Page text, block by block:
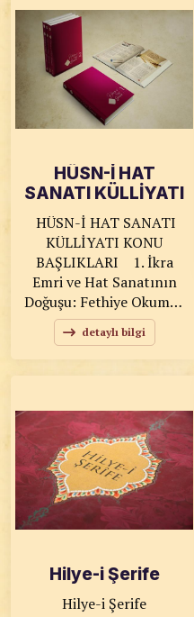
HÜSN-İ HAT
SANATI KÜLLİYATI
HÜSN-İ HAT SANATI KÜLLİYATI KONU BAŞLIKLARI ​​​​​​ 1. İkra Emri ve Hat Sanatının Doğuşu: Fethiye Okumuş Konukoğlu 2. Alleme bil kalem: Nevriye Genç Bayram 3. Vel kalemi ve mâ yesturûn: Elanur Küçükköse 4. “Sizin en hayırlılarınız, Kur’an’ı öğrenen ve öğretenlerinizdir.”: Nevriye Genç Bayram 5. Peygamber Efendimizin Hüsn-i Hat Sanatını Tavsiyesi: Gülay Kutlu, Ayşe Sancak, Perihan Dilber 6. İslam ve Sanat: Ayşe Gereklioğlu 7. İslam Yazısı ve Tarihi: Şule Tarı 8. İslam’da Yazının Önemi: Şule Tarı 9. Kur’an-ı Kerim’in Yazılması ve Gelişim Süreci: Şule Tarı 10. Hat Sanatı ve Maneviyat İlişkisi: Abdüllatif Bostancı 11. Hüsn-i Hat Sanatında Bedii (Estetik) Anlayış: Merve Esra Erez 12. Cismanî Aletlerle Meydana Getirilen Ruhanî Hendese: Enis Benek 13. Tasavvuf ve Hat Sanatı: Özlem Seyran Aktaş 14. Medeniyet Tasavvuru: Ayşe Gereklioğlu 15. Medeniyet Aleminde Hüsn-i Hat: Ayşe Gereklioğlu 16. Hüsn-i Hat Sanatının Tarihi Seyri: Safiye Akbaş 17. Asr-ı Saadet ve Hüsn-i Hat: Safiye Akbaş 18. Emeviler Dönemi'nde Hüsn-i Hat: Safiye Akbaş 19. Endülüs Emevi Dönemi'nde Hüsn-i Hat: Öznur Çiçek 20. Abbasiler Dönemi'nde Hüsn-i Hat: Mutlu Durmuş 21. Büyük Selçuklu Dönemi'nde Hüsn-i Hat: Fatih Babaoğlu 22. Selçuklu Dönemi'nde Hüsn-i Hat: Hacer Yavuz 23. Erken Osmanlı Dönemi'nde Hüsn-i Hat: Rabia Merve Çelenli 24. Bursa Dönemi'nde Hüsn-i Hat: 25. Edirne Dönemi'nde Hüsn-i Hat: 26. Osmanlı Dönemi’nde Hüsn-i Hat: Damla Pehlivan, Selda Sun 27. Osmanlı’dan Sonra Klasik Sanatların Tarihi Serüveni: Damla Pehlivan 28. Beşikten Mezara Klasik Sanatlar: Ahmet Hamza Telek 29. Harf İnkılabı: Ahmet Zeki Yavaş 30. Günümüzde Hat Sanatına Bakış Açısı: Yasemin Aybüke Gök 31. Kur’an ve İslam olmadan Hüsn-i Hat olur muydu?: Hatice Kübra Karabağ 32. Klasik Sanatların Diğer Sanatlardan Farkı: Fatma Dalgıç 33. Hüsn-i Hat Sanatına Giriş: Ahmet Zeki Yavaş 34. Hüsn-i Hat Sanatı: Selda Sun 35. ‘’Sanat nokta ile başlar’’: Ayten Pelit 36. Hat Sanatında Gelenek: Zehra Mustafa 37. Ehl-i Hiref: Büşra Çoban 38. Hüsn-i Hat Sanatında; eğitimin, hattatların ve eserlerin denetimi: 39. Reis’ül Hattatinlik: 40. Hat Sanatı Eğitimi: Feyzanur Düzen 41. “Hoca ile Talebeyi Ölüm Ayırır” düsturu: Melis Sönmez 42. “Hüsn-i Hat sanatı hocanın taliminde gizlidir. Kıvamı çok çalışmakla, devamı da İslam dini üzere bulunmakla olur.”: Merve Esra Erez 43. Talebe: Mualla Aylar 44. Şakird: Mualla Aylar 45. Tilmiz: Mualla Aylar 46. Yazıya Hazırlanma Usulü: Merve Esra Erez 47. Medresetü’l Hattatin: 48. Akademili: Meltem Bilgin 49. Alaylı: Meltem Bilgin 50. Sanayi-i Nefise: Meltem Bilgin 51. Menşe-i Küttâb-ı Askeri(Askeri Katipler): 52. Hüsn-i Hat Sanatında Ekoller (Mektepler): Vedat Koç 53. Yakut el-Musta’sımi Mektebi: Vedat Koç 54. Şeyh Hamdullah Mektebi: Vedat Koç 55. Ahmed Karahisari Mektebi: Vedat Koç 56. Hafız Osman Mektebi: Yusuf Nuri Tanrıtanır 57. İsmail Zühdü Mektebi: 58. Mustafa Râkım Mektebi: Vedat Koç 59. Mahmud Celaleddin Mektebi: 60. Kazasker Mustafa İzzet Mektebi: Demet Cihangül 61. Mehmed Şevki Mektebi: Feyzanur Düzen 62. Yazıda üslup, tavır ve şive: Ayşe Günşar 63. “Bana bir harf öğretenin kırk yıl kölesi olurum.”: 64. Hoca-Talebe Diyaloğu: Fethiye Okumuş Konukoğlu 65. Hanım Talebeler (Hoca-Talebe İlişkisi): 66. Zeynüddin Abdurrahman İbnü’s-Sâiğ: 67. İcazet: Kadir Kalkavan 68. İcazet Tasdiki: 69. İmza: 70. İmza Tasarımı: 71. Ketebehû: Gufran Cemali 72. Nakalehû: Gufran Cemali 73. Meşekehû: Gufran Cemali 74. Kalledehû: Gufran Cemali 75. Harrarahû: Gufran Cemali 76. Bende-i Âli Aba: İlknur Erol 77. El-Fakir’ul Hâkir: 78. Pürhatâ: 79. Sade İmza: 80. Satır İmza: 81. Hüsn-i Hat Sanatı Terimleri: Nigar Lafcı 82. Hattatlar için kullanılan unvanlar: Rabia Yıldırım 83. Kâtib: Emine Geçgel 84. Hattat: Emine Geçgel 85. Katib-i Sultani: 86. Yazar: 87. Hoşnüvis: Ahmed Hüsrev Koyuncu 88. Ta’liknüvis: 89. Celînüvis: 90. Çepnüvis: 91. Meşkhâne ve Yazı Odası: 92. Muharrir: 93. Osmanlı Döneminde Medreselerde Hüsn-i Hat Eğitimi: Sami Bozkont 94. Osmanlı Türkçesi: İlknur Erol 95. Hattatlık ve Hafızlık Bağı: Zekeriya Hacı, Hatice Hacı 96. Hat Sanatına Yeni Başlayanlar İçin Tavsiyeler: Filiz Kartal 97. Hattatlığın Şartları: Hülya Bol 98. İstidat, kabiliyet, yetenek: Merve Şefika Dere 99. Meşk: Melis Sönmez 100. Aşk Olmadan Meşk Olmaz: Merve Esra Erez 101. Meşk Kitabı, hurufat, mürekkebât: Durdana 102. Harf Çıkartmak, Çıkartma Yapmak: 103. Kaftalanmak, Kaftan Giydirmek: 104. S’ay(sin, ayn, ye harfleri): 105. Softa Meşki: 106. Nesih Yazı Meşk Serüveninde Kitaptan Sonra; Hilye-i Şerife, Esma-i Hüsna, Yasin-i Şerif ve Namaz Sûrelerinin Meşk Edilmesi: 107. Celi-Nesih Meşki: Eyüp Yıldız 108. Sülüs Yazı Meşk Sürecinde; Tuğra ve Sami Efendi Yeni Cami Çeşme Yazılarının Meşk Edilmesi: 109. Günümüzde yazı meşki neden Nesih Yazı ile başlıyor?: Elif Korkmaz 110. Yazı Tetkiki: Tuğba Yiğit 111. Tashih İşlemi: Tuğba Yiğit 112. Nefes Payı: Sevgül Öztürk 113. Mıstar: Fazluddin Pulatov 114. İbrişim İp: 115. Kompozisyon Tasarlama: Merve Esra Erez 116. Mushaflar: Emre Tümer 117. Yazma Usulü: Ahmed Hüsrev Koyuncu 118. Yazma Çeşitleri: Elif Türkyılmaz 119. Yazıda Müsenna: Rabia Yıldırım 120. Müselsel Yazılar: 121. Armudi Yazılar: Hacer Emlik 122. Zerendud: Ahmet Zeki Yavaş, Fatma Sevin Düz 123. Yaprak Üstü Yazı: Ahmet Zeki Yavaş, Fatma Dalgıç 124. Ahşap Üstü Yazılar: Funda Alaybeyi 125. Cam Üstü Yazılar: Saliha Dil 126. Metal Üstü Yazılar: Sevgi Güneş 127. Deri Üstü Yazılar: Ümran Benek 128. Cam Altı Yazılar: Elif Türkyılmaz 129. Hâkkâklık(Taş Oyma ve Mühür): Sevgi Güneş 130. Sikkezenlik: Rahime Sönmezler Demir 131. Para ve Pullar: Rahime Sönmezler Demir 132. Taş Kabartma: Sevgi Güneş 133. Hüsn-i Hat Sanatında Hayvan ve İnsan Tasvirleri: 134. Karalama: Ahmet Zeki Yavaş 135. Yazıda Kompozisyon: Nevin Karaca, Saliha Dil 136. Yazıda Teşrifat: Nevin Karaca, Saliha Dil 137. Yazıda Kürsü: Nevin Karaca, Saliha Dil 138. Yazıda Terkip: Nevin Karaca, Saliha Dil 139. Celî Yazılarda Kompozisyon Çeşitleri: 140. Nesih Yazılarda Kompozisyon Çeşitleri: Şükran Üçler 141. Sülüs Yazılarda Kompozisyon Çeşitleri: Mehtap Uçar 142. Tâlik Yazılarda Kompozisyon Çeşitleri: 143. Divani Yazılarda Kompozisyon Çeşitleri: 144. Yazı ve Kağıt ile İnsan Ten Rengi Benzerliği: 145. Yazıda Renklerin Kullanımı: Süreyya Aydın, Vesile Polat 146. Yazı Silkeleme, Yazı Silkme Usulü: 147. Özgün Eser, İktibas, Çalıntı Eser ve Taklit Usulü: 148. Hüsn-i Hat sanatında yazı stilleri ‘’değişebilir’’ mi? 149. Yazı Hakkında Ayetler, Hadisler ve Kelâm-ı Kibarlar: Nuray Dereci 150. Yazdığımız Yazı Nasıl Geleceğin Antikası Nasıl Olur?: Zeynep Öncü 151. Yazıda ve Kompozisyonda Modern Arayışlar: 152. Sanat Eserlerinin Kurallarına Göre Üretilmesi: 153. Temel Sanat Eğitimi: Ayten Pelit 154. Tasarım İlkeleri: Ahmet Zeki Yavaş 155. Bir Sanat Eserini Meydana Getiren Amirler: 156.Sanat Felsefesi: Zeynep Cahide Artun 156. Sanat Estetiği: Arzu Öncer 157. Sanat Ahlakı: Fatma Dalgıç 158. Sanat Kültürü: Hatice Yaren Özalp 159. Klasik Sanatlar Kültürü: Hatice Yaren Özalp 160. Hattatlar Silsilesi: Fatma Karataş 161. Hz İdris(a.s): Şule Tarı 162. Hz. İsmail(a.s): Şule Tarı 163. Vahiy Kâtipleri: Saadet Eyice 164. Hz. Ali: Gülay Kutlu, Ayşe Sancak, Perihan Dilber 165. Muâviye bin Ebu Süfyan: Gülay Kutlu, Ayşe Sancak, Perihan Dilber 166. Ashâb-ı Suffe: Gülay Kutlu, Ayşe Sancak, Perihan Dilber 167. İbn-i Mukle: Deniz Kadıoğlu 168. Yakut’el Musta’sımi: Sümeyye Nur Taştekin 169. Şeyh Hamdullah: Meryem Koç 170. Ahmed Karahisari: Zümrüt Vural 171. Hafız Osman: Deniz Kadıoğlu 172. Mehmed Esad Yesari: Tuğba Kıvılcım 173. Mustafa Rakım Efendi: Rabia Yıldırım 174. Sami Efendi: Fahri Günaydın 175. Mehmet Şevki Efendi: Rabia Yıldırım 176. Halim Efendi: Deniz Kadıoğlu 177. Hacı Kamil Akdik: 178. Hamid Aytaç: Emre Tümer 179. Ali Toy: Ayşe Sancak 180. Süheyl Ünver: İdris Dinç 181. Mushaf Yazan Hattatlar: Abdullatif Bostancı 182. Hattat Padişahlar: Nevin Karaca 183. Hat Sanatına Yön Veren Padişahlar: Nevin Karaca 184. Köle Hattatlar: Sevginur Demircan 185. Hattatlardan Anekdotlar: Sevginur Demircan 186. Kur’an-ı Kerim’de Altın Oran: Mehmet Arif Vural 187. Lafza-i Celâl’de Altın Oran: Ahmet Zeki Yavaş 188. Hüsn-i Hat Sanatında Altın Oran ve Uygulaması: Ahmet Zeki Yavaş 189. Altın Oran: Ahmet Zeki Yavaş 190. Altın Oran ve Harfler: Ahmet Zeki Yavaş 191. Kompozisyonda Altın Oran: Ahmet Zeki Yavaş, Cahide Şentürk 192. Besmele: Nevin Karaca 193. Hilye-i Şerife: Kübra Nur Çevik 194. Esma-i Hüsna: Ahmet Aktekin 195. Lafza-i Celâl: Zekeriya Hacı, Hatice Hacı 196. Esmâü’n-Nebi: Kamola Subxanova 197. İsm-i Nebi: Rabia Dumanlıdağ 198. Çehar Yâr-ı Güzîn: Fatime Halacoğlu 199. Kaside-i Bürde: Kübra Nur Çevik 200. Besmele Kasidesi: Sevgül Öztürk 201. Su Kasidesi: 202. Hilye-i Hâkâni: 203. Yasin-i Şerif: Zekeriya Hacı, Hatice Hacı 204. Namaz Sûreleri: Zekeriya Hacı, Hatice Hacı 205. Fatiha Suresi: Mehmet Refii Kileci 206. Avrupa’da Klasik Sanatlar: Mehmet Refii Kileci 207. Tezyini Unsurlar: Demet Cihangül 208. Vektörel Çalışma: 209. Dijital İşleri: 210. Kur’an Yazısının Sanatlaşma Süreci: Hande Özçırak 211. Kur’an-ı Kerim’de Yer Ala
detaylı bilgi
Hilye-i Şerife
Hilye-i Şerife